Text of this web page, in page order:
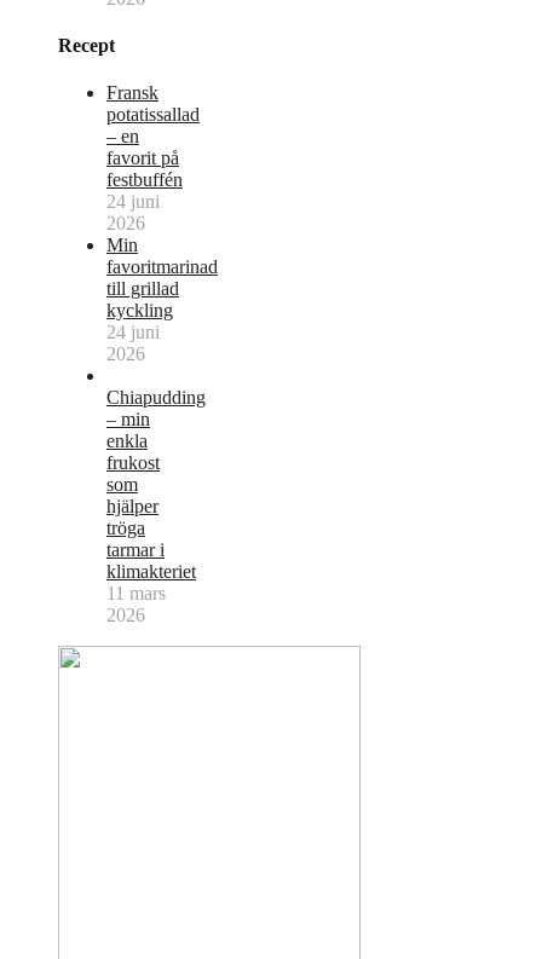
Recept
Fransk
potatissallad
– en
favorit på
festbuffén
24 juni
2026
Min
favoritmarinad
till grillad
kyckling
24 juni
2026
Chiapudding
– min
enkla
frukost
som
hjälper
tröga
tarmar i
klimakteriet
11 mars
2026